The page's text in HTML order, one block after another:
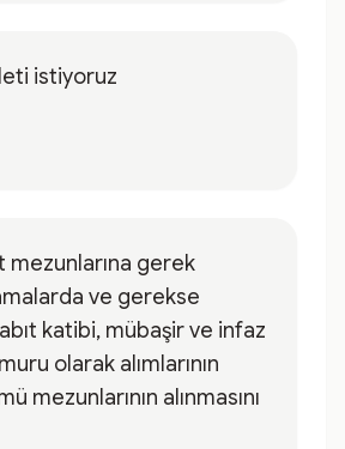
istiyoruz
gerek
ve gerekse
katibi, mübaşir ve infaz
olarak alımlarının
mezunlarının alınmasını